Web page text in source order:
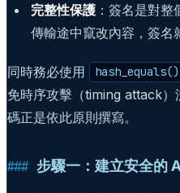
完整性保護：簽名是對整
傳輸途中竄改內容，簽名
同時務必使用 hash_equals()
免時序攻擊（timing attack）
碼正是依此原則撰寫。
步驟一：建立安全的